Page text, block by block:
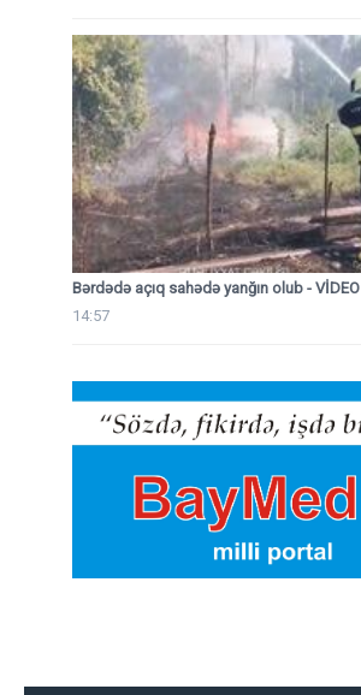
Bərdədə açıq sahədə yanğın olub - VİDEO
14:57